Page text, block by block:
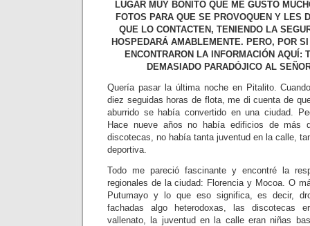
LUGAR MUY BONITO QUE ME GUSTÓ
FOTOS PARA QUE SE PROVOQUEN Y LES
QUE LO CONTACTEN, TENIENDO LA
HOSPEDARÁ AMABLEMENTE. PERO, POR
ENCONTRARON LA INFORMACIÓN AQUÍ:
DEMASIADO PARADÓJICO AL
Quería pasar la última noche en Pitalito.
diez seguidas horas de flota, me di cuenta de
aburrido se había convertido en una ciudad.
Hace nueve años no había edificios de más
discotecas, no había tanta juventud en la calle,
deportiva.
Todo me pareció fascinante y encontré la
regionales de la ciudad: Florencia y Mocoa. O
Putumayo y lo que eso significa, es decir,
fachadas algo heterodoxas, las discotecas
vallenato, la juventud en la calle eran niñas